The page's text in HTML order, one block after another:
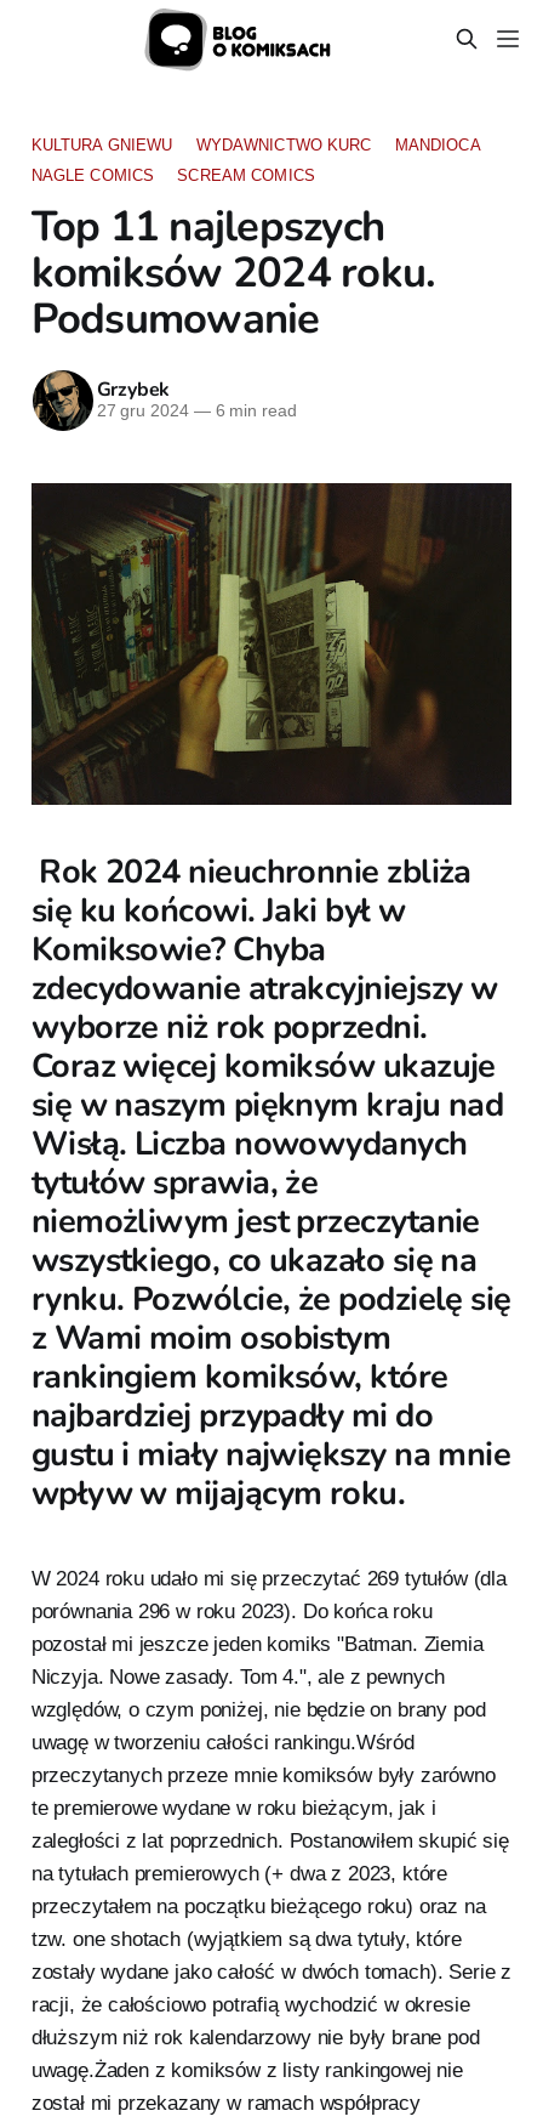
KULTURA GNIEWU WYDAWNICTWO KURC
MANDIOCA
NAGLE COMICS
SCREAM COMICS
Top 11 najlepszych
komiksów 2024 roku.
Podsumowanie
Grzybek
27 gru 2024 —6 min read
Rok 2024 nieuchronnie zbliża
się ku końcowi. Jaki był w
Komiksowie? Chyba
zdecydowanie atrakcyjniejszy w
wyborze niż rok poprzedni.
Coraz więcej komiksów ukazuje
się w naszym pięknym kraju nad
Wisłą. Liczba nowowydanych
tytułów sprawia, że
niemożliwym jest przeczytanie
wszystkiego, co ukazało się na
rynku. Pozwólcie, że podzielę się
z Wami moim osobistym
rankingiem komiksów, które
najbardziej przypadły mi do
gustu i miały największy na mnie
wpływ w mijającym roku.
W 2024 roku udało mi się przeczytać 269 tytułów (dla
porównania 296 w roku 2023). Do końca roku
pozostał mi jeszcze jeden komiks "Batman. Ziemia
Niczyja. Nowe zasady. Tom 4.", ale z pewnych
względów, o czym poniżej, nie będzie on brany pod
uwagę w tworzeniu całości rankingu.Wśród
przeczytanych przeze mnie komiksów były zarówno
te premierowe wydane w roku bieżącym, jak i
zaległości z lat poprzednich. Postanowiłem skupić się
na tytułach premierowych (+ dwa z 2023, które
przeczytałem na początku bieżącego roku) oraz na
tzw. one shotach (wyjątkiem są dwa tytuły, które
zostały wydane jako całość w dwóch tomach). Serie z
racji, że całościowo potrafią wychodzić w okresie
dłuższym niż rok kalendarzowy nie były brane pod
uwagę.Żaden z komiksów z listy rankingowej nie
został mi przekazany w ramach współpracy